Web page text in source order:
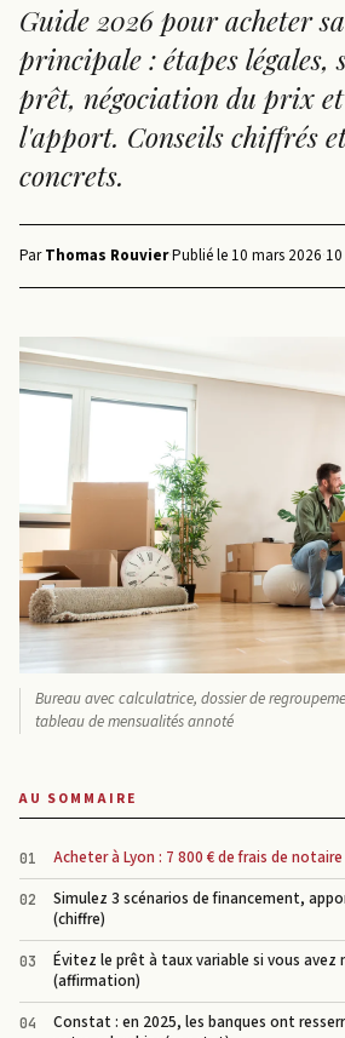
Guide 2026 pour acheter
principale : étapes légales,
prêt, négociation du prix
l'apport. Conseils chiffrés
concrets.
ParThomas Rouvier·Publié le 10 mars 2026·
Bureau avec calculatrice, dossier de
tableau de mensualités annoté
AU SOMMAIRE
Acheter à Lyon : 7 800 € de frais de
Simulez 3 scénarios de financement,
(chiffre)
Évitez le prêt à taux variable si vous avez
(affirmation)
Constat : en 2025, les banques ont